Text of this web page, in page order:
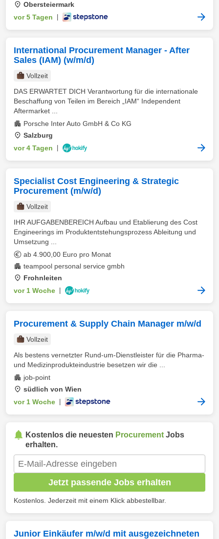
Obersteiermark
vor 5 Tagen
International Procurement Manager - After
Sales (IAM) (w/m/d)
Vollzeit
DAS ERWARTET DICH Verantwortung für die internationale
Beschaffung von Teilen im Bereich „IAM“ Independent
Aftermarket ...
Porsche Inter Auto GmbH & Co KG
Salzburg
vor 4 Tagen
Specialist Cost Engineering & Strategic
Procurement (m/w/d)
Vollzeit
IHR AUFGABENBEREICH Aufbau und Etablierung des Cost
Engineerings im Produktentstehungsprozess Ableitung und
Umsetzung ...
ab 4.900,00 Euro pro Monat
teampool personal service gmbh
Frohnleiten
vor 1 Woche
Procurement & Supply Chain Manager m/w/d
Vollzeit
Als bestens vernetzter Rund-um-Dienstleister für die Pharma-
und Medizinprodukteindustrie besetzen wir die ...
job-point
südlich von Wien
vor 1 Woche
Kostenlos die neuesten Procurement Jobs
erhalten.
Jetzt passende Jobs erhalten
Kostenlos. Jederzeit mit einem Klick abbestellbar.
Junior Einkäufer m/w/d mit ausgezeichneten